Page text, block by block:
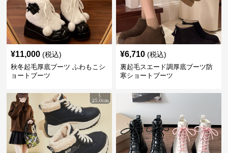
¥11,000 (税込)
秋冬起毛厚底ブーツ ふわもこシ
ョートブーツ
¥6,710 (税込)
裏起毛スエード調厚底ブーツ防
寒ショートブーツ